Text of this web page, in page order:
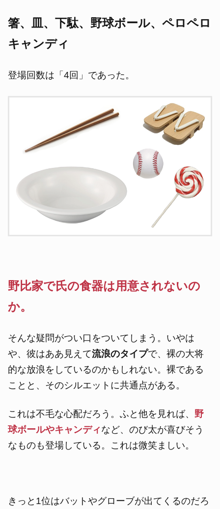
箸、皿、下駄、野球ボール、ペロペロ
キャンディ
登場回数は「4回」であった。
野比家で氏の食器は用意されないの
か。
そんな疑問がつい口をついてしまう。いやは
や、彼はああ見えて流浪のタイプで、裸の大将
的な放浪をしているのかもしれない。裸である
ことと、そのシルエットに共通点がある。
これは不毛な心配だろう。ふと他を見れば、野
球ボールやキャンディなど、のび太が喜びそう
なものも登場している。これは微笑ましい。
きっと1位はバットやグローブが出てくるのだろ